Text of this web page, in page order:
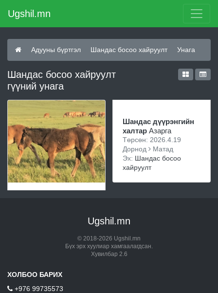
Ugshil.mn
Адууны бүртгэл Шандас босоо хайруулт Унага
Шандас босоо хайруулт
гүүний унага
Шандас дүүрэнгийн
халтар Азарга
Төрсөн: 2026.4.19
Дорнод
Матад
Эх: Шандас босоо
хайруулт
Ugshil.mn
© 2018-2026 Ugshil.mn
Бүх эрх хуулиар хамгаалагдсан.
Хувилбар 2.6
ХОЛБОО БАРИХ
+976 99735573